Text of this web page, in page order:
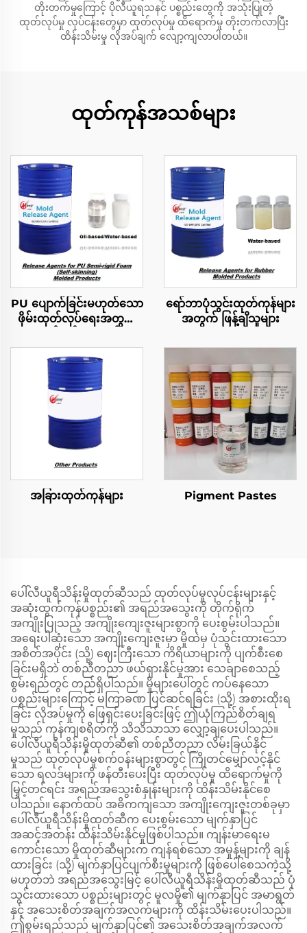
တိုးတက်မှုကြောင့် ပိုလီယူရသနင် ပစ္စည်းတွေကို အသုံးပြုတဲ့
ထုတ်လုပ်မှု လုပ်ငန်းတွေမှာ ထုတ်လုပ်မှု ထိရောက်မှု တိုးတက်လာပြီး
ထိန်းသိမ်းမှု လိုအပ်ချက် လျော့ကျလာပါတယ်။
ထုတ်ကုန်အသစ်များ
PU ပျောက်ခြင်းမဟုတ်သော
ဖိုမ်းထုတ်လုပ်ရေးအတွက်
ရော်ဘာပုံသွင်းထုတ်ကုန်များ
အတွက် ဖြန့်ချိသူများ
အခြားထုတ်ကုန်များ Pigment Pastes
ပေါ်လီယူရီသိန်းမှိုထုတ်ဆီသည် ထုတ်လုပ်မှုလုပ်ငန်းများနှင့်
အဆုံးထွက်ကုန်ပစ္စည်း၏ အရည်အသွေးကို တိုက်ရိုက်
အကျိုးပြုသည့် အကျိုးကျေးဇူးများစွာကို ပေးစွမ်းပါသည်။
အရေးပါဆုံးသော အကျိုးကျေးဇူးမှာ မှိုထဲမှ ပုံသွင်းထားသော
အစိတ်အပိုင်း (သို့) ဈေးကြီးသော ကိရိယာများကို ပျက်စီးစေ
ခြင်းမရှိဘဲ တစ်ညီတညာ ဖယ်ရှားနိုင်မှုအား သေချာစေသည့်
စွမ်းရည်တွင် တည်ရှိပါသည်။ မှိုများပေါ်တွင် ကပ်နေသော
ပစ္စည်းများကြောင့် မကြာခဏ ပြင်ဆင်ရခြင်း (သို့) အစားထိုးရ
ခြင်း လိုအပ်မှုကို ဖြေရှင်းပေးခြင်းဖြင့် ဤယုံကြည်စိတ်ချရ
မှုသည် ကုန်ကျစရိတ်ကို သိသိသာသာ လျှော့ချပေးပါသည်။
ပေါ်လီယူရီသိန်းမှိုထုတ်ဆီ၏ တစ်ညီတညာ လိမ်းခြယ်နိုင်
မှုသည် ထုတ်လုပ်မှုစက်ဝန်းများစွာတွင် ကြိုတင်မျှော်လင့်နိုင်
သော ရလဒ်များကို ဖန်တီးပေးပြီး ထုတ်လုပ်မှု ထိရောက်မှုကို
မြှင့်တင်ရင်း အရည်အသွေးစံနှုန်းများကို ထိန်းသိမ်းနိုင်စေ
ပါသည်။ နောက်ထပ် အဓိကကျသော အကျိုးကျေးဇူးတစ်ခုမှာ
ပေါ်လီယူရီသိန်းမှိုထုတ်ဆီက ပေးစွမ်းသော မျက်နှာပြင်
အဆင့်အတန်း ထိန်းသိမ်းနိုင်မှုဖြစ်ပါသည်။ ကျန်းမာရေးမ
ကောင်းသော မှိုထုတ်ဆီများက ကျန်ရစ်သော အမှုန့်များကို ချန်
ထားခြင်း (သို့) မျက်နှာပြင်ပျက်စီးမှုများကို ဖြစ်ပေါ်စေသကဲ့သို့
မဟုတ်ဘဲ အရည်အသွေးမြင့် ပေါ်လီယူရီသိန်းမှိုထုတ်ဆီသည် ပုံ
သွင်းထားသော ပစ္စည်းများတွင် မူလမှို၏ မျက်နှာပြင် အမာရွတ်
နှင့် အသေးစိတ်အချက်အလက်များကို ထိန်းသိမ်းပေးပါသည်။
ဤစွမ်းရည်သည် မျက်နှာပြင်၏ အသေးစိတ်အချက်အလက်